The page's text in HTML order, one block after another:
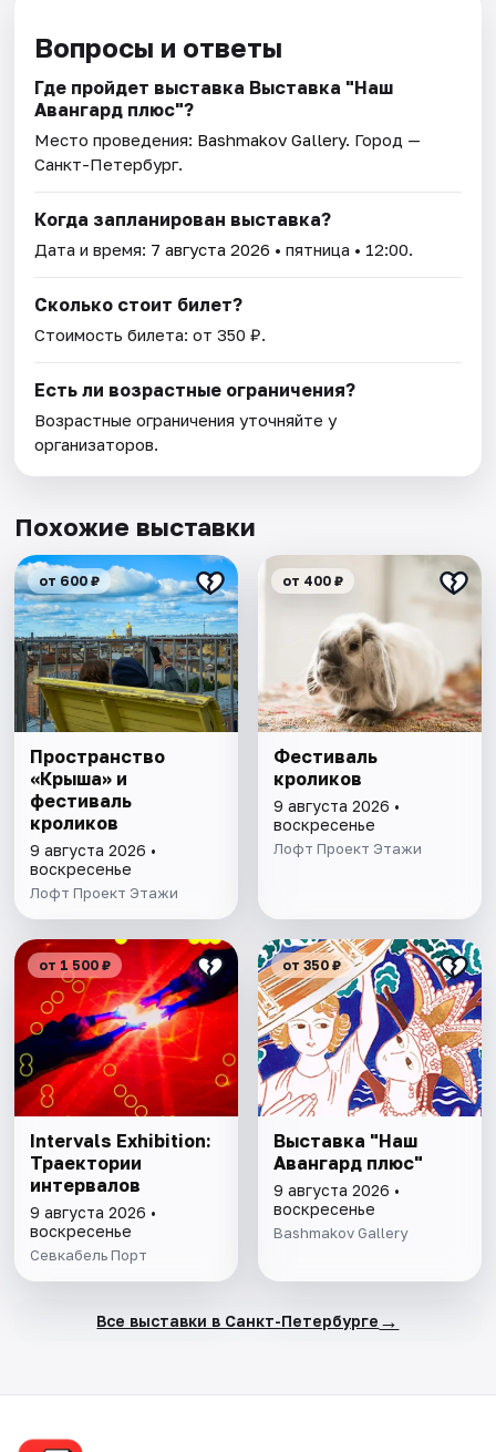
Вопросы и ответы
Где пройдет выставка Выставка "Наш
Авангард плюс"?
Место проведения: Bashmakov Gallery. Город —
Санкт-Петербург.
Когда запланирован выставка?
Дата и время: 7 августа 2026 • пятница • 12:00.
Сколько стоит билет?
Стоимость билета: от 350 ₽.
Есть ли возрастные ограничения?
Возрастные ограничения уточняйте у
организаторов.
Похожие выставки
от 600 ₽
Пространство
«Крыша» и
фестиваль
кроликов
9 августа 2026 •
воскресенье
Лофт Проект Этажи
от 400 ₽
Фестиваль
кроликов
9 августа 2026 •
воскресенье
Лофт Проект Этажи
от 1 500 ₽
Intervals Exhibition:
Траектории
интервалов
9 августа 2026 •
воскресенье
Севкабель Порт
от 350 ₽
Выставка "Наш
Авангард плюс"
9 августа 2026 •
воскресенье
Bashmakov Gallery
Все выставки в Санкт-Петербурге →